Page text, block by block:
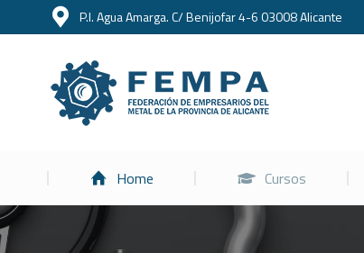
P.I. Agua Amarga. C/ Benijofar 4-6 03008 Alicante
Home Cursos
Home